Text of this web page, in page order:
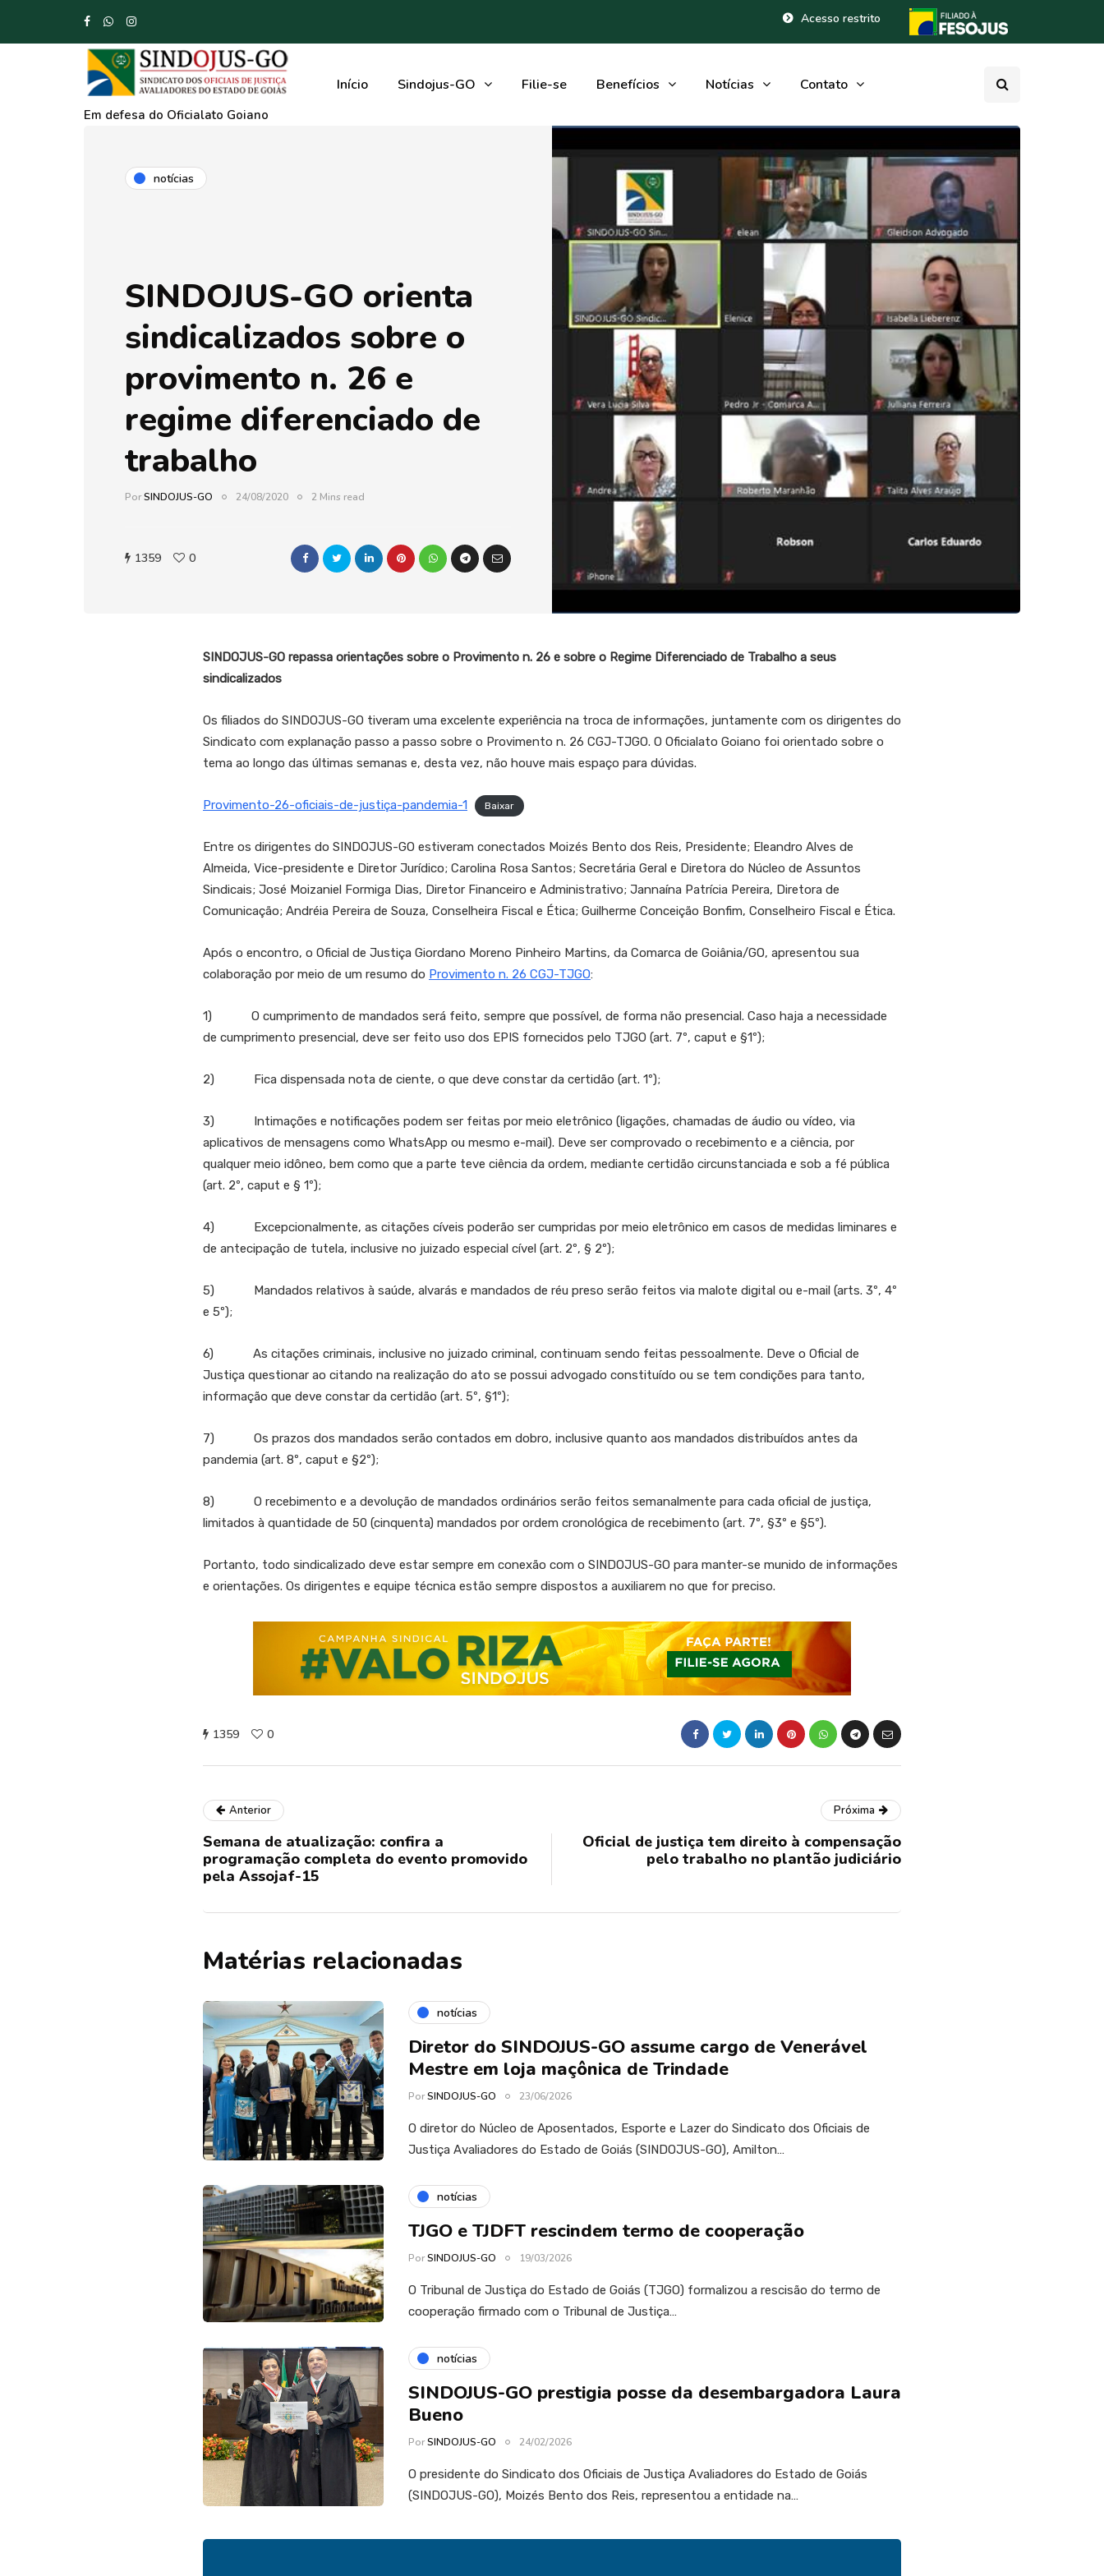
Acesso restrito
Em defesa do Oficialato Goiano
Início Sindojus-GO Filie-se Benefícios Notícias Contato
notícias
SINDOJUS-GO orienta
sindicalizados sobre o
provimento n. 26 e
regime diferenciado de
trabalho
PorSINDOJUS-GO 24/08/2020 2 Mins read
1359 0
SINDOJUS-GO repassa orientações sobre o Provimento n. 26 e sobre o Regime Diferenciado de Trabalho a seus
sindicalizados
Os filiados do SINDOJUS-GO tiveram uma excelente experiência na troca de informações, juntamente com os dirigentes do
Sindicato com explanação passo a passo sobre o Provimento n. 26 CGJ-TJGO. O Oficialato Goiano foi orientado sobre o
tema ao longo das últimas semanas e, desta vez, não houve mais espaço para dúvidas.
Provimento-26-oficiais-de-justiça-pandemia-1 Baixar
Entre os dirigentes do SINDOJUS-GO estiveram conectados Moizés Bento dos Reis, Presidente; Eleandro Alves de
Almeida, Vice-presidente e Diretor Jurídico; Carolina Rosa Santos; Secretária Geral e Diretora do Núcleo de Assuntos
Sindicais; José Moizaniel Formiga Dias, Diretor Financeiro e Administrativo; Jannaína Patrícia Pereira, Diretora de
Comunicação; Andréia Pereira de Souza, Conselheira Fiscal e Ética; Guilherme Conceição Bonfim, Conselheiro Fiscal e Ética.
Após o encontro, o Oficial de Justiça Giordano Moreno Pinheiro Martins, da Comarca de Goiânia/GO, apresentou sua
colaboração por meio de um resumo do Provimento n. 26 CGJ-TJGO:
1) O cumprimento de mandados será feito, sempre que possível, de forma não presencial. Caso haja a necessidade
de cumprimento presencial, deve ser feito uso dos EPIS fornecidos pelo TJGO (art. 7º, caput e §1º);
2) Fica dispensada nota de ciente, o que deve constar da certidão (art. 1º);
3) Intimações e notificações podem ser feitas por meio eletrônico (ligações, chamadas de áudio ou vídeo, via
aplicativos de mensagens como WhatsApp ou mesmo e-mail). Deve ser comprovado o recebimento e a ciência, por
qualquer meio idôneo, bem como que a parte teve ciência da ordem, mediante certidão circunstanciada e sob a fé pública
(art. 2º, caput e § 1º);
4) Excepcionalmente, as citações cíveis poderão ser cumpridas por meio eletrônico em casos de medidas liminares e
de antecipação de tutela, inclusive no juizado especial cível (art. 2º, § 2º);
5) Mandados relativos à saúde, alvarás e mandados de réu preso serão feitos via malote digital ou e-mail (arts. 3º, 4º
e 5º);
6) As citações criminais, inclusive no juizado criminal, continuam sendo feitas pessoalmente. Deve o Oficial de
Justiça questionar ao citando na realização do ato se possui advogado constituído ou se tem condições para tanto,
informação que deve constar da certidão (art. 5º, §1º);
7) Os prazos dos mandados serão contados em dobro, inclusive quanto aos mandados distribuídos antes da
pandemia (art. 8º, caput e §2º);
8) O recebimento e a devolução de mandados ordinários serão feitos semanalmente para cada oficial de justiça,
limitados à quantidade de 50 (cinquenta) mandados por ordem cronológica de recebimento (art. 7º, §3º e §5º).
Portanto, todo sindicalizado deve estar sempre em conexão com o SINDOJUS-GO para manter-se munido de informações
e orientações. Os dirigentes e equipe técnica estão sempre dispostos a auxiliarem no que for preciso.
1359 0
Anterior
Semana de atualização: confira a
programação completa do evento promovido
pela Assojaf-15
Próxima
Oficial de justiça tem direito à compensação
pelo trabalho no plantão judiciário
Matérias relacionadas
notícias
Diretor do SINDOJUS-GO assume cargo de Venerável
Mestre em loja maçônica de Trindade
PorSINDOJUS-GO 23/06/2026
O diretor do Núcleo de Aposentados, Esporte e Lazer do Sindicato dos Oficiais de
Justiça Avaliadores do Estado de Goiás (SINDOJUS-GO), Amilton…
notícias
TJGO e TJDFT rescindem termo de cooperação
PorSINDOJUS-GO 19/03/2026
O Tribunal de Justiça do Estado de Goiás (TJGO) formalizou a rescisão do termo de
cooperação firmado com o Tribunal de Justiça…
notícias
SINDOJUS-GO prestigia posse da desembargadora Laura
Bueno
PorSINDOJUS-GO 24/02/2026
O presidente do Sindicato dos Oficiais de Justiça Avaliadores do Estado de Goiás
(SINDOJUS-GO), Moizés Bento dos Reis, representou a entidade na…